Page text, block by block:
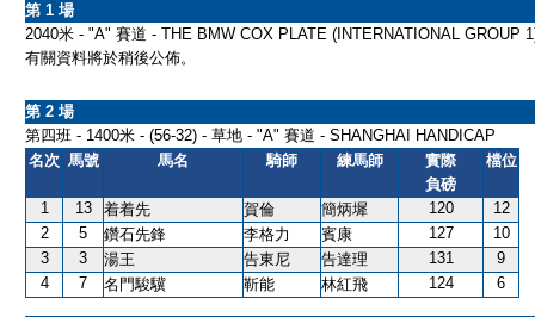
第 1 場
2040米 - "A" 賽道 - THE BMW COX PLATE (INTERNATIONAL GROUP
有關資料將於稍後公佈。
第 2 場
第四班 - 1400米 - (56-32) - 草地 - "A" 賽道 - SHANGHAI HANDICAP
名次 馬號 馬名 騎師 練馬師
實際
負磅
檔位
1 13 着着先 賀倫 簡炳墀 120
12
2
5 鑽石先鋒 李格力 賓康 127
10
3
3 湯王 告東尼 告達理 131
9
4
7 名門駿驥 靳能 林紅飛 124 6